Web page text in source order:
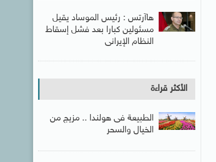
هاآرتس : رئيس الموساد يقيل
مسئولين كبارا بعد فشل إسقاط
النظام الإيرانى
الأكثر قراءة
الطبيعة فى هولندا .. مزيج من
الخيال والسحر